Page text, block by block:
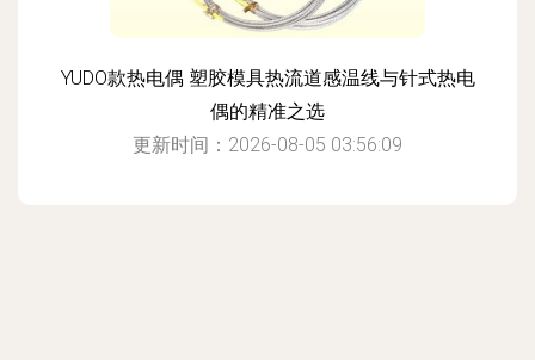
YUDO款热电偶 塑胶模具热流道感温线与针式热电
偶的精准之选
更新时间：2026-08-05 03:56:09